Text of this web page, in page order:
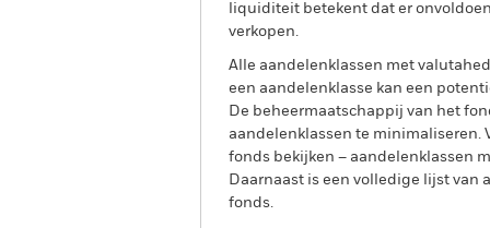
liquiditeit betekent dat er
verkopen.
Alle aandelenklassen met
een aandelenklasse kan een
De beheermaatschappij van het
aandelenklassen te minimaliseren.
fonds bekijken – aandelenklassen
Daarnaast is een volledige lijst
fonds.